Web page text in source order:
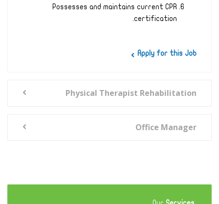
Possesses and maintains current CPR
certification.
Apply for this Job
Physical Therapist Rehabilitation
Office Manager